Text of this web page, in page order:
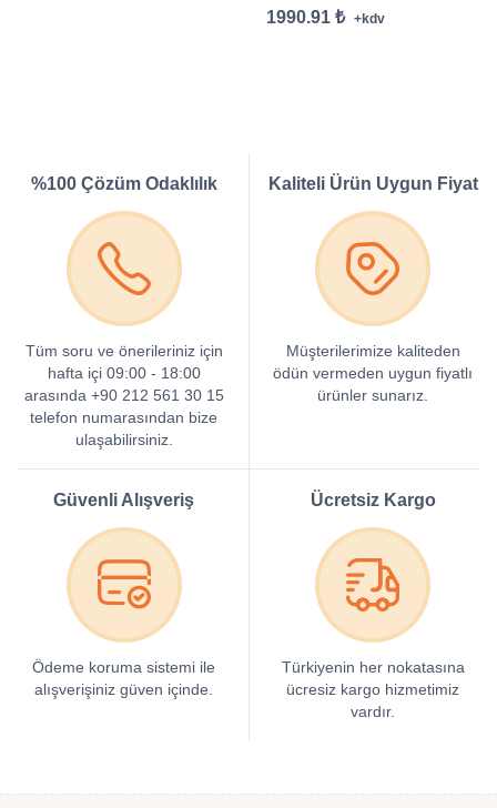
1990.91 ₺ +kdv
%100 Çözüm Odaklılık
Tüm soru ve önerileriniz için
hafta içi 09:00 - 18:00
arasında +90 212 561 30 15
telefon numarasından bize
ulaşabilirsiniz.
Kaliteli Ürün Uygun Fiyat
Müşterilerimize kaliteden
ödün vermeden uygun fiyatlı
ürünler sunarız.
Güvenli Alışveriş
Ödeme koruma sistemi ile
alışverişiniz güven içinde.
Ücretsiz Kargo
Türkiyenin her nokatasına
ücresiz kargo hizmetimiz
vardır.